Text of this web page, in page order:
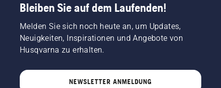
Bleiben Sie auf dem Laufenden!
Melden Sie sich noch heute an, um Updates,
Neuigkeiten, Inspirationen und Angebote von
Husqvarna zu erhalten.
NEWSLETTER ANMELDUNG